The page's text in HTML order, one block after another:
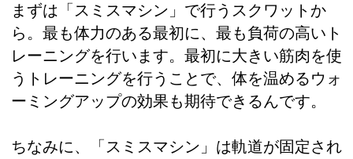
まずは「スミスマシン」で行うスクワットか
ら。最も体力のある最初に、最も負荷の高いト
レーニングを行います。最初に大きい筋肉を使
うトレーニングを行うことで、体を温めるウォ
ーミングアップの効果も期待できるんです。
ちなみに、「スミスマシン」は軌道が固定され